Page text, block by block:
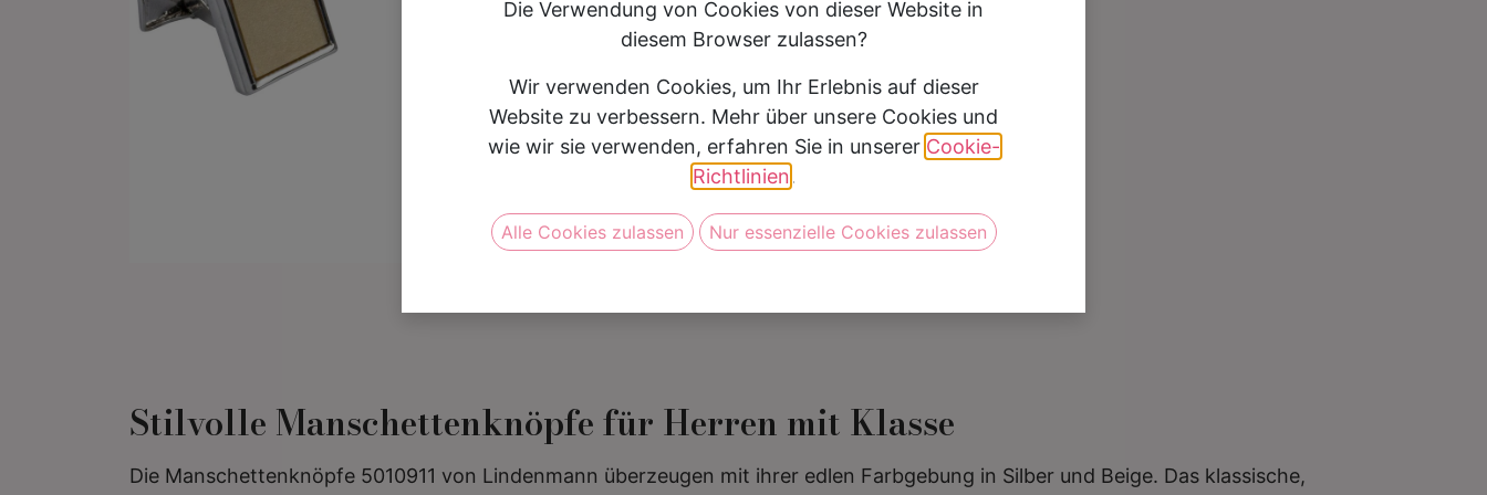
Vereinbare jetzt Deine Anprobe
Stilvolle Manschettenknöpfe für Herren mit Klasse
Die Manschettenknöpfe 5010911 von Lindenmann überzeugen mit ihrer edlen Farbgebung in Silber und Beige. Das klassische,
Die Verwendung von Cookies von dieser Website in
diesem Browser zulassen?
Wir verwenden Cookies, um Ihr Erlebnis auf dieser
Website zu verbessern. Mehr über unsere Cookies und
wie wir sie verwenden, erfahren Sie in unserer Cookie-
Richtlinien.
Alle Cookies zulassen Nur essenzielle Cookies zulassen